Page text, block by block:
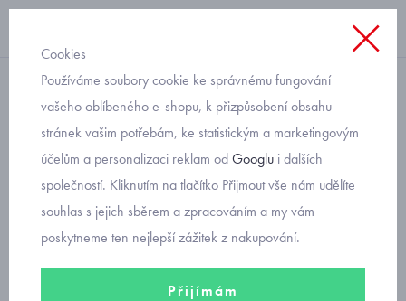
chlapecké zdravotní pantofle
chlapecké pantofle Superfit
1-800113-8090 fotbalové
Cookies
Používáme soubory cookie ke správnému fungování
vašeho oblíbeného e-shopu, k přizpůsobení obsahu
stránek vašim potřebám, ke statistickým a marketingovým
účelům a personalizaci reklam odGooglu i dalších
společností. Kliknutím na tlačítko Přijmout vše nám udělíte
souhlas s jejich sběrem a zpracováním a my vám
poskytneme ten nejlepší zážitek z nakupování.
Přijímám